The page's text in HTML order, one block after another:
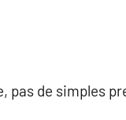
pas de simples